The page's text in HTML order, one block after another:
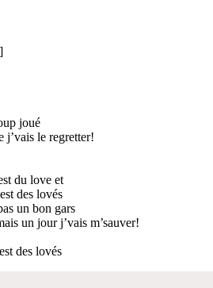
joué
j’vais le regretter!
du love et
des lovés
un bon gars
un jour j’vais m’sauver!
des lovés